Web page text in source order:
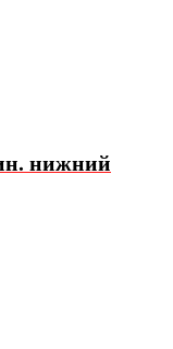
нижний